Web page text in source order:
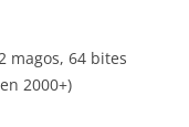
magos, 64 bites
2000+)